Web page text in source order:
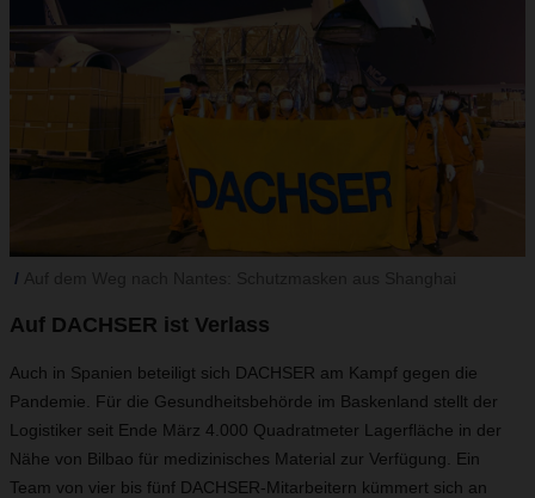
Auf DACHSER ist Verlass
Auch in Spanien beteiligt sich DACHSER am Kampf gegen die
Pandemie. Für die Gesundheitsbehörde im Baskenland stellt der
Logistiker seit Ende März 4.000 Quadratmeter Lagerfläche in der
Nähe von Bilbao für medizinisches Material zur Verfügung. Ein
Team von vier bis fünf DACHSER-Mitarbeitern kümmert sich an